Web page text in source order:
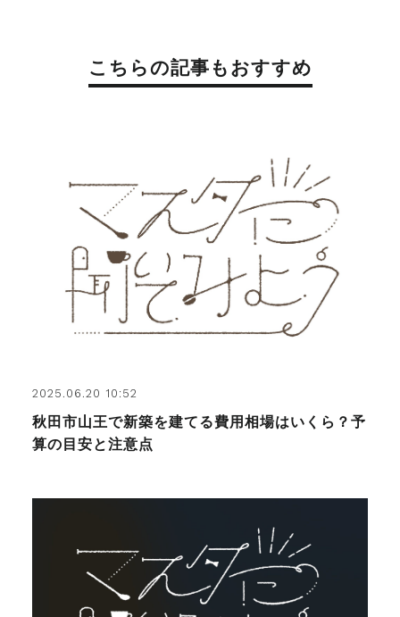
こちらの記事もおすすめ
2025.06.20 10:52
秋田市山王で新築を建てる費用相場はいくら？予
算の目安と注意点